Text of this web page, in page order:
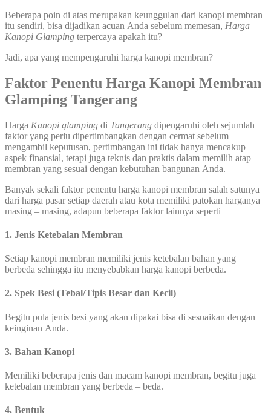
Beberapa poin di atas merupakan keunggulan dari kanopi membran
itu sendiri, bisa dijadikan acuan Anda sebelum memesan, Harga
Kanopi Glamping terpercaya apakah itu?
Jadi, apa yang mempengaruhi harga kanopi membran?
Faktor Penentu Harga Kanopi Membran
Glamping Tangerang
Harga Kanopi glamping di Tangerang dipengaruhi oleh sejumlah
faktor yang perlu dipertimbangkan dengan cermat sebelum
mengambil keputusan, pertimbangan ini tidak hanya mencakup
aspek finansial, tetapi juga teknis dan praktis dalam memilih atap
membran yang sesuai dengan kebutuhan bangunan Anda.
Banyak sekali faktor penentu harga kanopi membran salah satunya
dari harga pasar setiap daerah atau kota memiliki patokan harganya
masing – masing, adapun beberapa faktor lainnya seperti
1. Jenis Ketebalan Membran
Setiap kanopi membran memiliki jenis ketebalan bahan yang
berbeda sehingga itu menyebabkan harga kanopi berbeda.
2. Spek Besi (Tebal/Tipis Besar dan Kecil)
Begitu pula jenis besi yang akan dipakai bisa di sesuaikan dengan
keinginan Anda.
3. Bahan Kanopi
Memiliki beberapa jenis dan macam kanopi membran, begitu juga
ketebalan membran yang berbeda – beda.
4. Bentuk